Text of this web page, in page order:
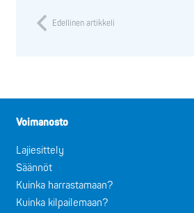
Edellinen artikkeli
Voimanosto
Lajiesittely
Säännöt
Kuinka harrastamaan?
Kuinka kilpailemaan?